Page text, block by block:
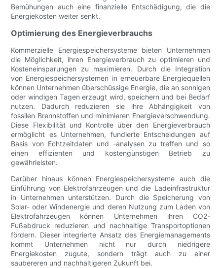
Bemühungen auch eine finanzielle Entschädigung, die die
Energiekosten weiter senkt.
Optimierung des Energieverbrauchs
Kommerzielle Energiespeichersysteme bieten Unternehmen
die Möglichkeit, ihren Energieverbrauch zu optimieren und
Kosteneinsparungen zu maximieren. Durch die Integration
von Energiespeichersystemen in erneuerbare Energiequellen
können Unternehmen überschüssige Energie, die an sonnigen
oder windigen Tagen erzeugt wird, speichern und bei Bedarf
nutzen. Dadurch reduzieren sie ihre Abhängigkeit von
fossilen Brennstoffen und minimieren Energieverschwendung.
Diese Flexibilität und Kontrolle über den Energieverbrauch
ermöglicht es Unternehmen, fundierte Entscheidungen auf
Basis von Echtzeitdaten und -analysen zu treffen und so
einen effizienten und kostengünstigen Betrieb zu
gewährleisten.
Darüber hinaus können Energiespeichersysteme auch die
Einführung von Elektrofahrzeugen und die Ladeinfrastruktur
in Unternehmen unterstützen. Durch die Speicherung von
Solar- oder Windenergie und deren Nutzung zum Laden von
Elektrofahrzeugen können Unternehmen ihren CO2-
Fußabdruck reduzieren und nachhaltige Transportoptionen
fördern. Dieser integrierte Ansatz des Energiemanagements
kommt Unternehmen nicht nur durch niedrigere
Energiekosten zugute, sondern trägt auch zu einer
saubereren und nachhaltigeren Zukunft bei.